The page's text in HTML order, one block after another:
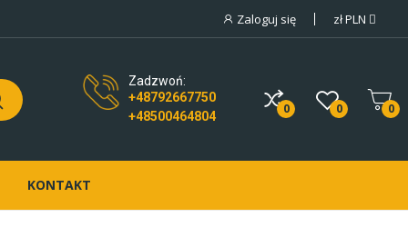
Zaloguj się złPLN
Zadzwoń:
+48792667750
+48500464804
0 0 0
KONTAKT